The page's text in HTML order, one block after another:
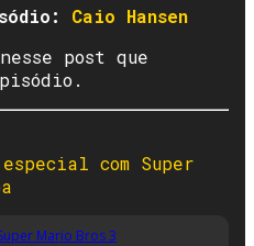
Caio Hansen
post que
com Super
Mario Bros 3